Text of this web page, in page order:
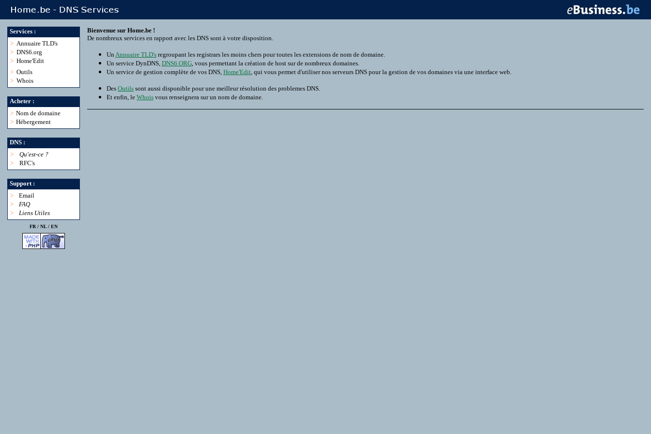
Services :
> Annuaire TLD's
> DNS6.org
> Home'Edit
> Outils
> Whois
Acheter :
> Nom de domaine
> Hébergement
DNS :
>
Qu'est-ce ?
>
RFC's
Support :
>
Email
>
FAQ
>
Liens Utiles
FR / NL/ EN
Bienvenue sur Home.be !
De nombreux services en rapport avec les DNS sont à votre disposition.
Un Annuaire TLD's regroupant les registrars les moins chers pour toutes les extensions de nom de domaine.
Un service DynDNS, DNS6.ORG, vous permettant la création de host sur de nombreux domaines.
Un service de gestion complète de vos DNS, Home'Edit, qui vous permet d'utiliser nos serveurs DNS pour la gestion de vos domaines via une interface web.
Des Outils sont aussi disponible pour une meilleur résolution des problemes DNS.
Et enfin, le Whois vous renseignera sur un nom de domaine.